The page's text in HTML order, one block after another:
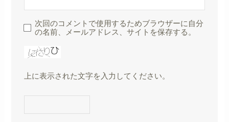
次回のコメントで使用するためブラウザーに自分
の名前、メールアドレス、サイトを保存する。
上に表示された文字を入力してください。